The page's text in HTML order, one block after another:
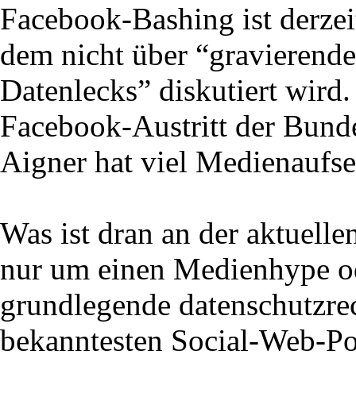
Facebook-Bashing ist
dem nicht über
Datenlecks” diskutiert
Facebook-Austritt der
Aigner hat viel
Was ist dran an der
nur um einen Medienhype
grundlegende
bekanntesten Social-Web-